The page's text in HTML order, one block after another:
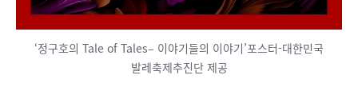
‘정구호의 Tale of Tales– 이야기들의 이야기’포스터-대한민국
발레축제추진단 제공